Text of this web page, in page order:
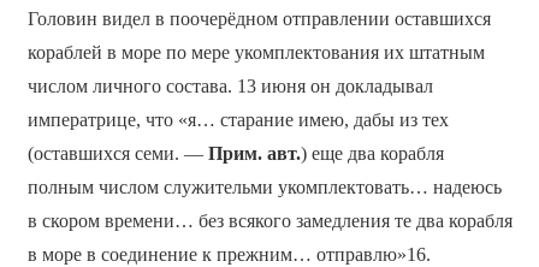
Головин видел в поочерёдном отправлении оставшихся
кораблей в море по мере укомплектования их штатным
числом личного состава. 13 июня он докладывал
императрице, что «я… старание имею, дабы из тех
(оставшихся семи. — Прим. авт.) еще два корабля
полным числом служительми укомплектовать… надеюсь
в скором времени… без всякого замедления те два корабля
в море в соединение к прежним… отправлю»16.